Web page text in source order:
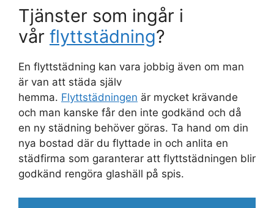
Tjänster som ingår i
vår flyttstädning?
En flyttstädning kan vara jobbig även om man
är van att städa själv
hemma. Flyttstädningen är mycket krävande
och man kanske får den inte godkänd och då
en ny städning behöver göras. Ta hand om din
nya bostad där du flyttade in och anlita en
städfirma som garanterar att flyttstädningen blir
godkänd rengöra glashäll på spis.